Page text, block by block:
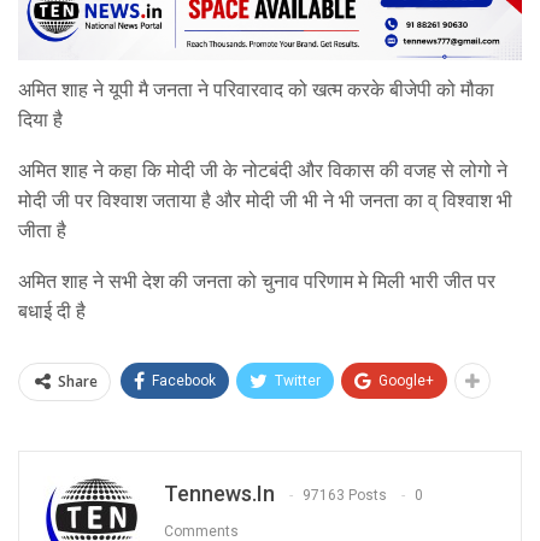
अमित शाह ने यूपी मै जनता ने परिवारवाद को खत्म करके बीजेपी को मौका
दिया है
अमित शाह ने कहा कि मोदी जी के नोटबंदी और विकास की वजह से लोगो ने
मोदी जी पर विश्वाश जताया है और मोदी जी भी ने भी जनता का व् विश्वाश भी
जीता है
अमित शाह ने सभी देश की जनता को चुनाव परिणाम मे मिली भारी जीत पर
बधाई दी है
Share Facebook Twitter Google+
Tennews.in 97163 Posts 0
Comments